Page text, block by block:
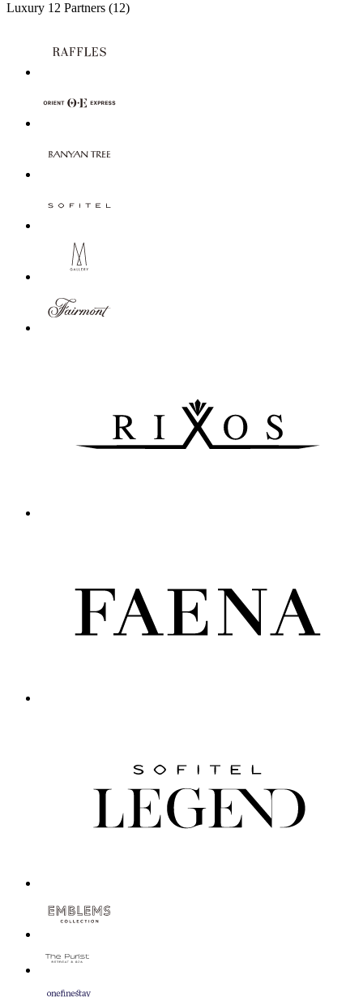
Luxury 12 Partners (12)